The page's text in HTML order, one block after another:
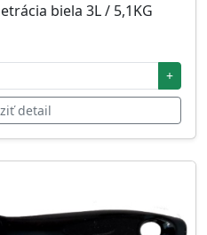
biela 3L / 5,1KG
+
detail